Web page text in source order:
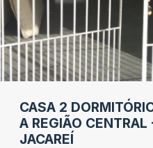
CASA 2
A REGIÃO
JACAREÍ